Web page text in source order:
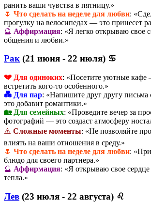
ранить ваши чувства в пятницу.»
🌷 Что сделать на неделе для любви:
прогулку на велосипедах — это принесет
🔮 Аффирмация: «Я легко открываю свое
общения и любви.»
Рак (21 июня - 22 июля) ♋
💔 Для одиноких: «Посетите уютные
встретить кого-то особенного.»
💑 Для пар: «Напишите друг другу
это добавит романтики.»
🏡 Для семейных: «Проведите вечер за
фотографий — это создаст атмосферу
⚠️ Сложные моменты: «Не позволяйте
влиять на ваши отношения в среду.»
🌷 Что сделать на неделе для любви:
блюдо для своего партнера.»
🔮 Аффирмация: «Я открываю свое
тепла.»
Лев (23 июля - 22 августа) ♌